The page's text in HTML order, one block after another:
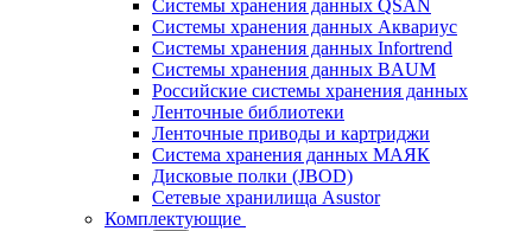
Системы хранения данных QSAN
Системы хранения данных Аквариус
Системы хранения данных Infortrend
Системы хранения данных BAUM
Российские системы хранения данных
Ленточные библиотеки
Ленточные приводы и картриджи
Система хранения данных МАЯК
Дисковые полки (JBOD)
Сетевые хранилища Asustor
Комплектующие